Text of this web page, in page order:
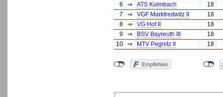
6
⇒ ATS Kulmbach
18
7
⇒ VGF Marktredwitz II
18
8
⇒ VG Hof II
18
9
⇒ BSV Bayreuth III
18
10
⇒ MTV Pegnitz II 18